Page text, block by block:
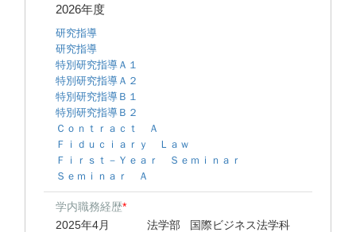
2026年度
研究指導
研究指導
特別研究指導Ａ１
特別研究指導Ａ２
特別研究指導Ｂ１
特別研究指導Ｂ２
Ｃｏｎｔｒａｃｔ Ａ
Ｆｉｄｕｃｉａｒｙ Ｌａｗ
Ｆｉｒｓｔ－Ｙｅａｒ Ｓｅｍｉｎａｒ
Ｓｅｍｉｎａｒ Ａ
学内職務経歴*
2025年4月
法学部 国際ビジネス法学科